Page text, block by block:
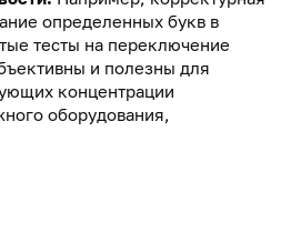
определенных букв в
тесты на переключение
и полезны для
концентрации
оборудования,